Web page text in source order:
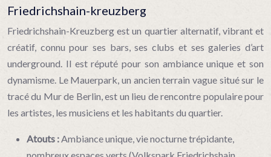
Friedrichshain-kreuzberg
Friedrichshain-Kreuzberg est un quartier alternatif, vibrant et
créatif, connu pour ses bars, ses clubs et ses galeries d’art
underground. Il est réputé pour son ambiance unique et son
dynamisme. Le Mauerpark, un ancien terrain vague situé sur le
tracé du Mur de Berlin, est un lieu de rencontre populaire pour
les artistes, les musiciens et les habitants du quartier.
Atouts :Ambiance unique, vie nocturne trépidante,